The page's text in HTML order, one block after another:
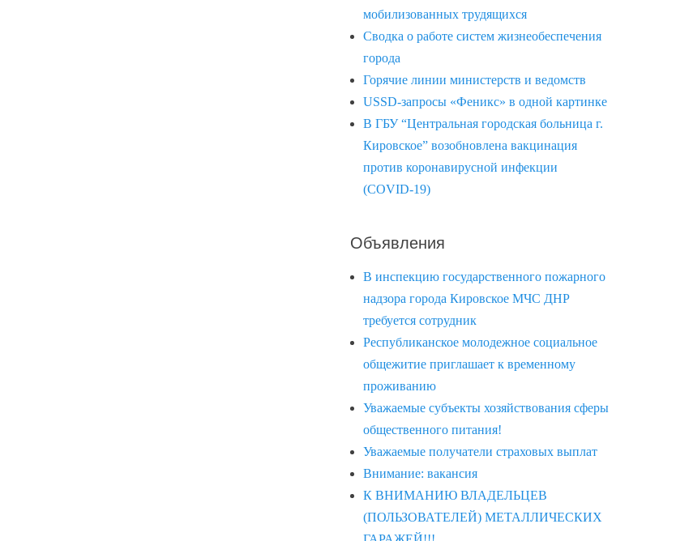
мобилизованных трудящихся
Сводка о работе систем жизнеобеспечения
города
Горячие линии министерств и ведомств
USSD-запросы «Феникс» в одной картинке
В ГБУ “Центральная городская больница г.
Кировское” возобновлена вакцинация
против коронавирусной инфекции
(COVID-19)
Объявления
В инспекцию государственного пожарного
надзора города Кировское МЧС ДНР
требуется сотрудник
Республиканское молодежное социальное
общежитие приглашает к временному
проживанию
Уважаемые субъекты хозяйствования сферы
общественного питания!
Уважаемые получатели страховых выплат
Внимание: вакансия
К ВНИМАНИЮ ВЛАДЕЛЬЦЕВ
(ПОЛЬЗОВАТЕЛЕЙ) МЕТАЛЛИЧЕСКИХ